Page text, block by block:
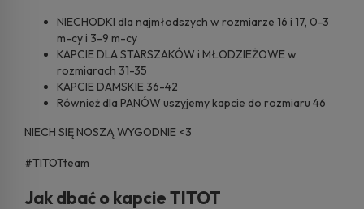
NIECHODKI dla najmłodszych w rozmiarze 16 i 17, 0-3
m-cy i 3-9 m-cy
KAPCIE DLA STARSZAKÓW i MŁODZIEŻOWE w
rozmiarach 31-35
KAPCIE DAMSKIE 36-42
Również dla PANÓW uszyjemy kapcie do rozmiaru 46
NIECH SIĘ NOSZĄ WYGODNIE <3
#TITOTteam
Jak dbać o kapcie TITOT